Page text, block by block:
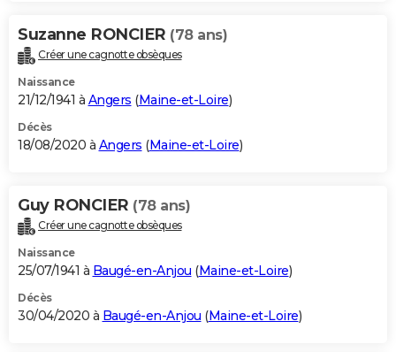
Suzanne RONCIER (78 ans)
Créer une cagnotte obsèques
Naissance
21/12/1941 à Angers (Maine-et-Loire)
Décès
18/08/2020 à Angers (Maine-et-Loire)
Guy RONCIER (78 ans)
Créer une cagnotte obsèques
Naissance
25/07/1941 à Baugé-en-Anjou (Maine-et-Loire)
Décès
30/04/2020 à Baugé-en-Anjou (Maine-et-Loire)